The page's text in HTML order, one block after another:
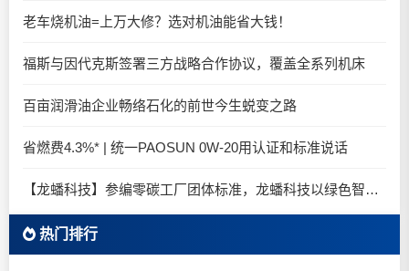
老车烧机油=上万大修？选对机油能省大钱！
福斯与因代克斯签署三方战略合作协议，覆盖全系列机床
百亩润滑油企业畅络石化的前世今生蜕变之路
省燃费4.3%* | 统一PAOSUN 0W-20用认证和标准说话
【龙蟠科技】参编零碳工厂团体标准，龙蟠科技以绿色智造锚定零碳未来
热门排行